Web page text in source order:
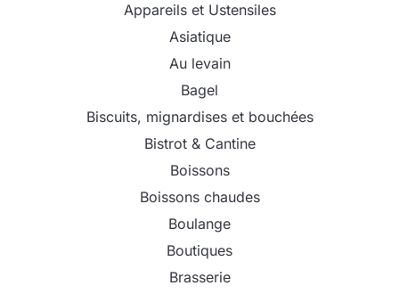
Appareils et Ustensiles
Asiatique
Au levain
Bagel
Biscuits, mignardises et bouchées
Bistrot & Cantine
Boissons
Boissons chaudes
Boulange
Boutiques
Brasserie